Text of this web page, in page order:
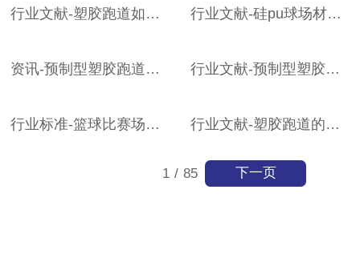
行业文献-塑胶跑道如何保养？ 行业文献-硅pu球场材料环保吗？
资讯-预制型塑胶跑道的特点 行业文献-预制型塑胶跑道
行业标准-篮球比赛场地地面要求 行业文献-塑胶跑道的优势
1 / 85 下一页